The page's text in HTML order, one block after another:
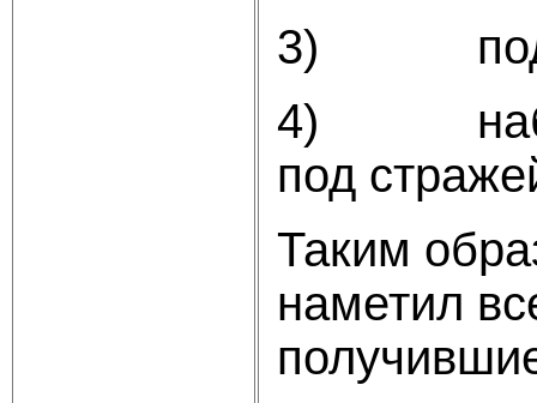
3)
4)
под
Таким
наметил